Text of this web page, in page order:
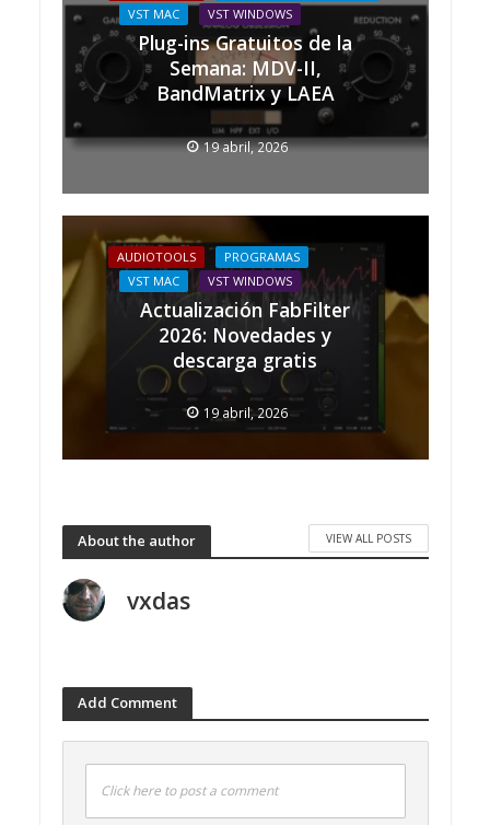
VST MAC
VST WINDOWS
Plug-ins Gratuitos de la
Semana: MDV-II,
BandMatrix y LAEA
19 abril, 2026
AUDIOTOOLS
PROGRAMAS
VST MAC
VST WINDOWS
Actualización FabFilter
2026: Novedades y
descarga gratis
19 abril, 2026
About the author VIEW ALL POSTS
vxdas
Add Comment
Click here to post a comment